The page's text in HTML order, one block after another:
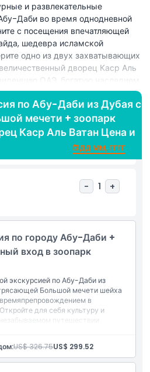
и развлекательные
Даби во время однодневной
с посещения впечатляющей
шедевра исламской
одно из двух захватывающих
дворец Каср Аль
ОАЭ, богатую наследием
семейным приключением
который является домом для
экспонатов. В экскурсию
виды вдоль набережной Абу-
Palace и посещение
перерыв на обед
сопровождения англоговорящим
из 6 и более человек к вашей
профессиональный гид и
и групп.
по Абу-Даби из Дубая с
мечети + зоопарк
Каср Аль Ватан Цена и
ДД ММ, ГГГГ
- 1 +
по городу Абу-Даби +
вход в зоопарк
экскурсией по Абу-Даби из
Большой мечети шейха
в
для себя культуру и
путешествии.
счет туриста).
Дубая
шейха Зайда
US$ 326.75US$ 299.52